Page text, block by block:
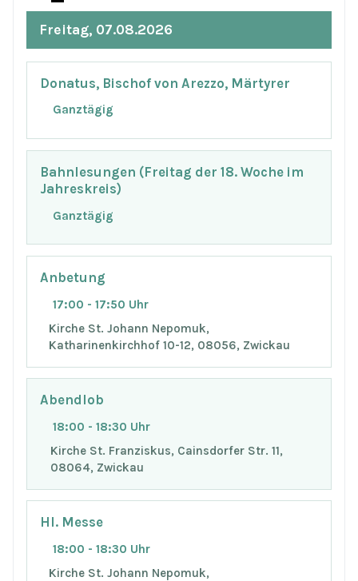
© OpenStreetMap
Freitag, 07.08.2026
Donatus, Bischof von Arezzo, Märtyrer
Ganztägig
Bahnlesungen (Freitag der 18. Woche im
Jahreskreis)
Ganztägig
Anbetung
17:00 - 17:50 Uhr
Kirche St. Johann Nepomuk,
Katharinenkirchhof 10-12, 08056, Zwickau
Abendlob
18:00 - 18:30 Uhr
Kirche St. Franziskus, Cainsdorfer Str. 11,
08064, Zwickau
Hl. Messe
18:00 - 18:30 Uhr
Kirche St. Johann Nepomuk,